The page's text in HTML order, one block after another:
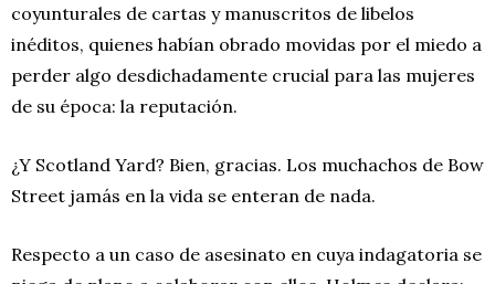
coyunturales de cartas y manuscritos de libelos
inéditos, quienes habían obrado movidas por el miedo a
perder algo desdichadamente crucial para las mujeres
de su época: la reputación.
¿Y Scotland Yard? Bien, gracias. Los muchachos de Bow
Street jamás en la vida se enteran de nada.
Respecto a un caso de asesinato en cuya indagatoria se